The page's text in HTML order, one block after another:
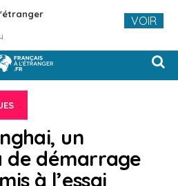
un
de démarrage
à l’essai
VOIR